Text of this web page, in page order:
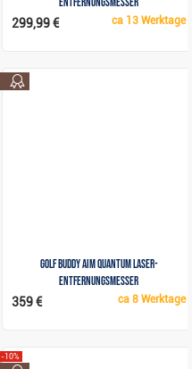
ca 13 Werktage
299,99 €
Golf Buddy aim QUANTUM Laser-
Entfernungsmesser
ca8 Werktage
359 €
-10%